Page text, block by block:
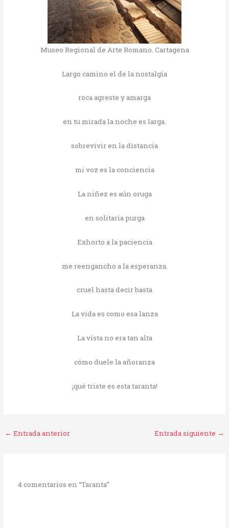
Museo Regional de Arte Romano. Cartagena
Largo camino el de la nostalgia
roca agreste y amarga
en tu mirada la noche es larga.
sobrevivir en la distancia
mi voz es la conciencia
La niñez es aún oruga
en solitaria purga
Exhorto a la paciencia
me reengancho a la esperanza.
cruel hasta decir basta
La vida es como esa lanza
La vista no era tan alta
cómo duele la añoranza
¡qué triste es esta taranta!
← Entrada anterior Entrada siguiente →
4 comentarios en “Taranta”